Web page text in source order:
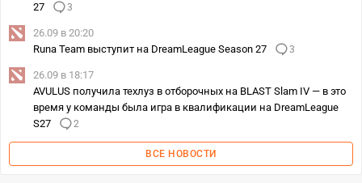
27
3
26.09 в 20:20
Runa Team выступит на DreamLeague Season 27
3
26.09 в 18:17
AVULUS получила техлуз в отборочных на BLAST Slam IV — в это
время у команды была игра в квалификации на DreamLeague
S27
2
ВСЕ НОВОСТИ